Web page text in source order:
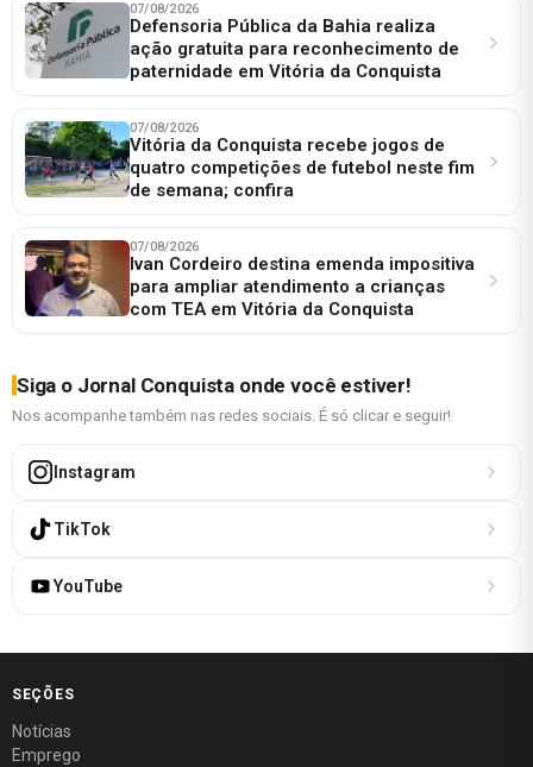
07/08/2026
Defensoria Pública da Bahia realiza
ação gratuita para reconhecimento de
paternidade em Vitória da Conquista
07/08/2026
Vitória da Conquista recebe jogos de
quatro competições de futebol neste fim
de semana; confira
07/08/2026
Ivan Cordeiro destina emenda impositiva
para ampliar atendimento a crianças
com TEA em Vitória da Conquista
Siga o Jornal Conquista onde você estiver!
Nos acompanhe também nas redes sociais. É só clicar e seguir!
Instagram
TikTok
YouTube
SEÇÕES
Notícias
Emprego